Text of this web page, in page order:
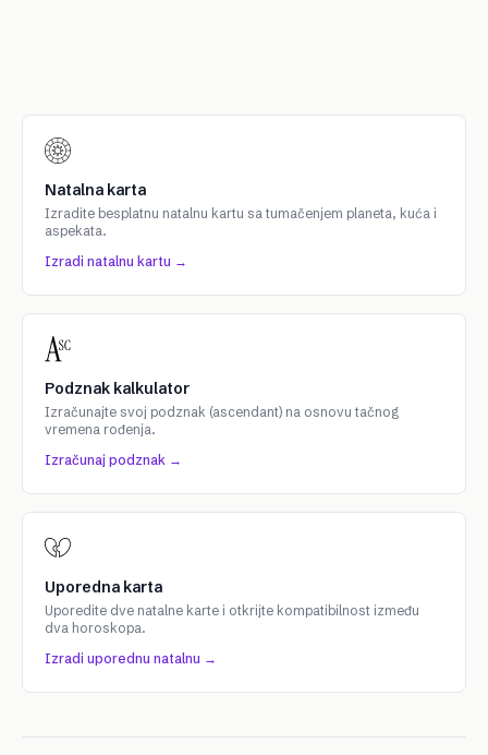
Natalna karta
Izradite besplatnu natalnu kartu sa tumačenjem planeta, kuća i
aspekata.
Izradi natalnu kartu →
Podznak kalkulator
Izračunajte svoj podznak (ascendant) na osnovu tačnog
vremena rođenja.
Izračunaj podznak →
Uporedna karta
Uporedite dve natalne karte i otkrijte kompatibilnost između
dva horoskopa.
Izradi uporednu natalnu →